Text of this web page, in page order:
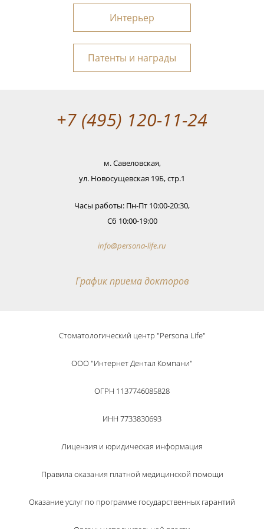
Интерьер
Патенты и награды
+7 (495) 120-11-24
м. Савеловская,
ул. Новосущевская 19Б, стр.1
Часы работы: Пн-Пт 10:00-20:30,
Сб 10:00-19:00
info@persona-life.ru
График приема докторов
Стоматологический центр "Persona Life"
ООО "Интернет Дентал Компани"
ОГРН 1137746085828
ИНН 7733830693
Лицензия и юридическая информация
Правила оказания платной медицинской помощи
Оказание услуг по программе государственных гарантий